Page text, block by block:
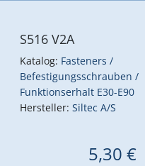
S516 V2A
Katalog: Fasteners /
Befestigungsschrauben /
Funktionserhalt E30-E90
Hersteller:Siltec A/S
5,30 €